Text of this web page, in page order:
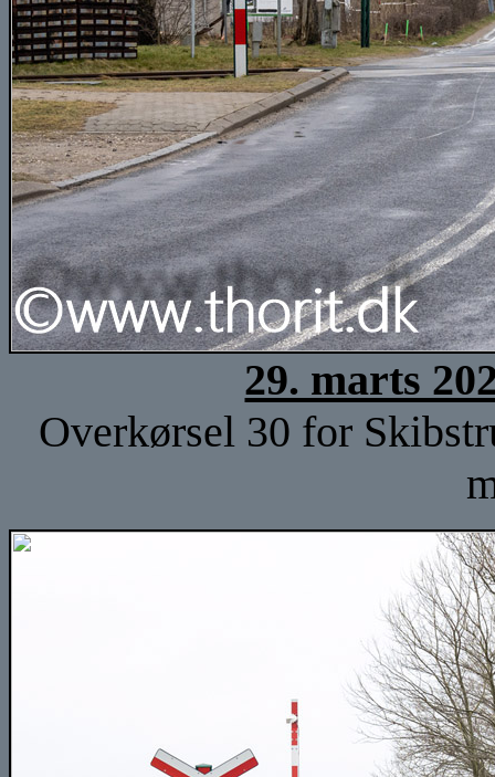
29. marts
Overkørsel 30 for